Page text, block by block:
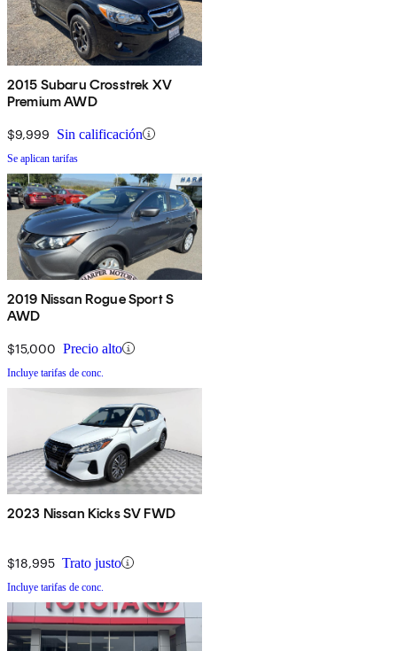
2015 Subaru Crosstrek XV
Premium AWD
$9,999 Sin calificación
Se aplican tarifas
2019 Nissan Rogue Sport S
AWD
$15,000 Precio alto
Incluye tarifas de conc.
2023 Nissan Kicks SV FWD
$18,995 Trato justo
Incluye tarifas de conc.